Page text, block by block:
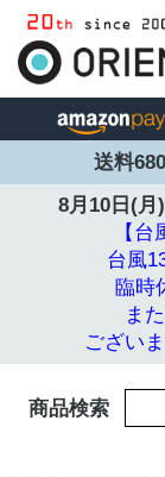
送料
8月10日(月
【
台風
臨時
ま
ござい
商品検索